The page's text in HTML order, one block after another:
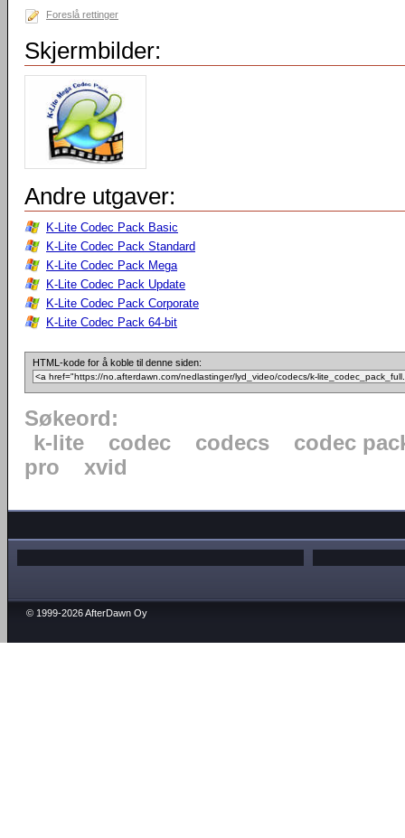
Foreslå rettinger
Skjermbilder:
Andre utgaver:
K-Lite Codec Pack Basic
K-Lite Codec Pack Standard
K-Lite Codec Pack Mega
K-Lite Codec Pack Update
K-Lite Codec Pack Corporate
K-Lite Codec Pack 64-bit
HTML-kode for å koble til denne siden:
Søkeord:
k-lite
codec codecs
codec
pro
xvid
© 1999-2026 AfterDawn Oy